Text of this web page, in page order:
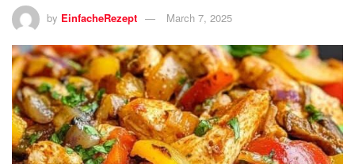
by EinfacheRezept March 7, 2025